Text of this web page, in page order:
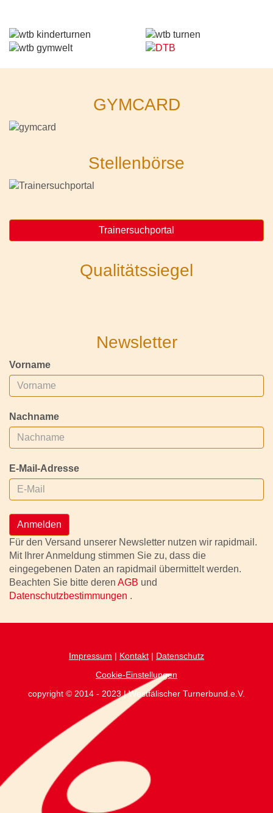
GYMCARD
Stellenbörse
Trainersuchportal
Qualitätssiegel
Newsletter
Vorname
Nachname
E-Mail-Adresse
Anmelden
Für den Versand unserer Newsletter nutzen wir rapidmail.
Mit Ihrer Anmeldung stimmen Sie zu, dass die
eingegebenen Daten an rapidmail übermittelt werden.
Beachten Sie bitte deren AGB und
Datenschutzbestimmungen .
Impressum | Kontakt | Datenschutz
Cookie-Einstellungen
copyright © 2014 - 2023 | Westfälischer Turnerbund.e.V.